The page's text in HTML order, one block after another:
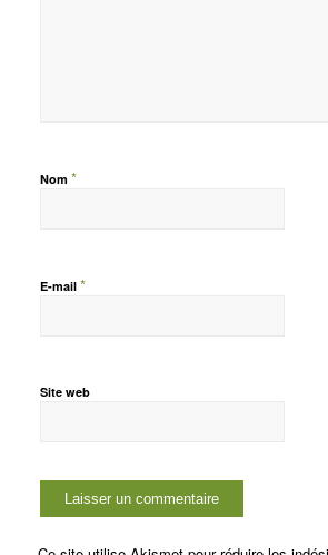
Nom *
E-mail *
Site web